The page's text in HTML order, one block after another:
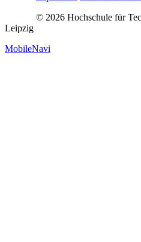
© 2026 Hochschule für
Leipzig
MobileNavi